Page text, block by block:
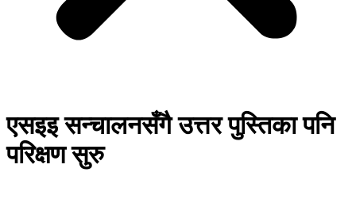
एसइइ सन्चालनसँगै उत्तर पुस्तिका पनि
परिक्षण सुरु